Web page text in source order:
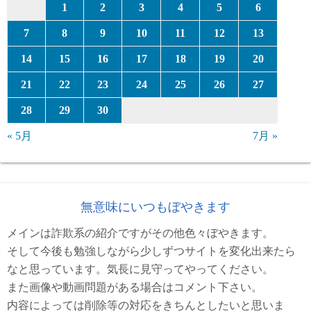
1 2 3 4 5 6
7 8 9 10 11 12 13
14 15 16 17 18 19 20
21 22 23 24 25 26 27
28 29 30
« 5月 7月 »
無意味にいつもぼやきます
メインは詐欺系の紹介ですがその他色々ぼやきます。
そして今後も勉強しながら少しずつサイトを変化出来たら
なと思っています。気長に見守ってやってください。
また画像や動画問題がある場合はコメント下さい。
内容によっては削除等の対応をきちんとしたいと思いま